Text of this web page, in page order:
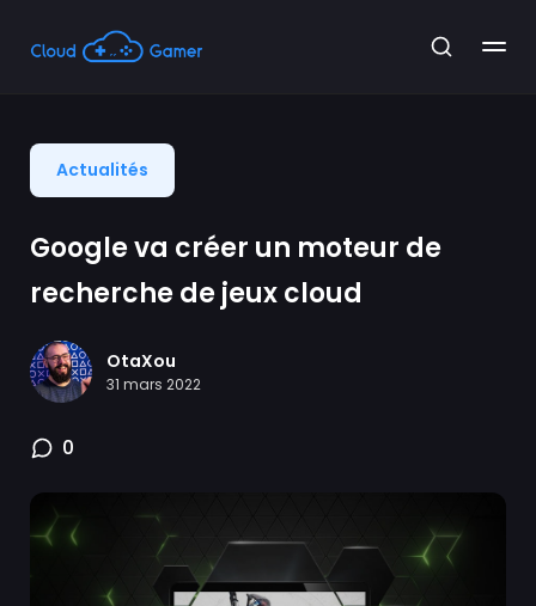
Actualités
Google va créer un moteur de
recherche de jeux cloud
OtaXou
31 mars 2022
0